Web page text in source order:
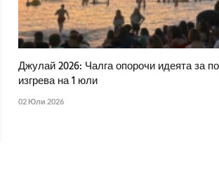
Джулай 2026: Чалга опорочи идеята за
изгрева на 1 юли
02 Юли 2026